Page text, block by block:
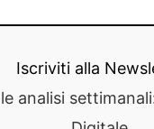
Iscriviti alla
analisi